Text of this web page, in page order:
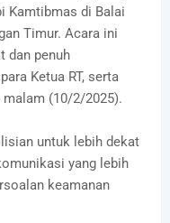
Kamtibmas di Balai
Timur. Acara ini
dan penuh
Ketua RT, serta
malam (10/2/2025).
untuk lebih dekat
yang lebih
keamanan